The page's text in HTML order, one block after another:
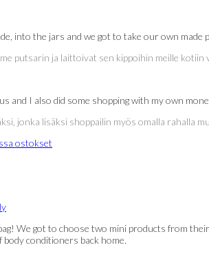
into the jars and we got to take our own made
putsarin ja laittoivat sen kippoihin meille kotiin
and I also did some shopping with my own
jonka lisäksi shoppailin myös omalla rahalla
We got to choose two mini products from
conditioners back home.